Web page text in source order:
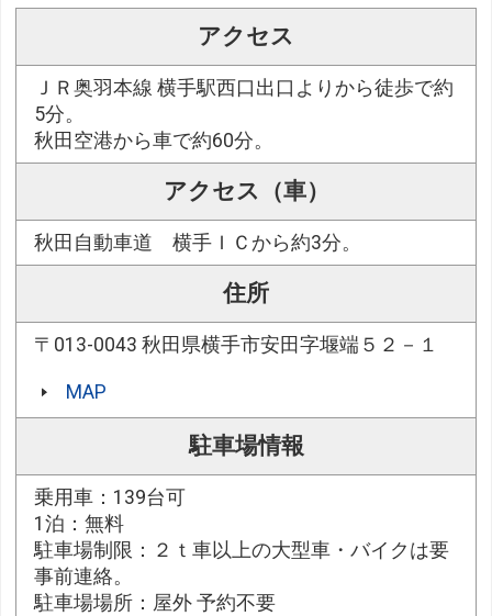
アクセス
ＪＲ奥羽本線 横手駅西口出口よりから徒歩で約
5分。
秋田空港から車で約60分。
アクセス（車）
秋田自動車道 横手ＩＣから約3分。
住所
〒013-0043 秋田県横手市安田字堰端５２－１
MAP
駐車場情報
乗用車：139台可
1泊：無料
駐車場制限：２ｔ車以上の大型車・バイクは要
事前連絡。
駐車場場所：屋外 予約不要